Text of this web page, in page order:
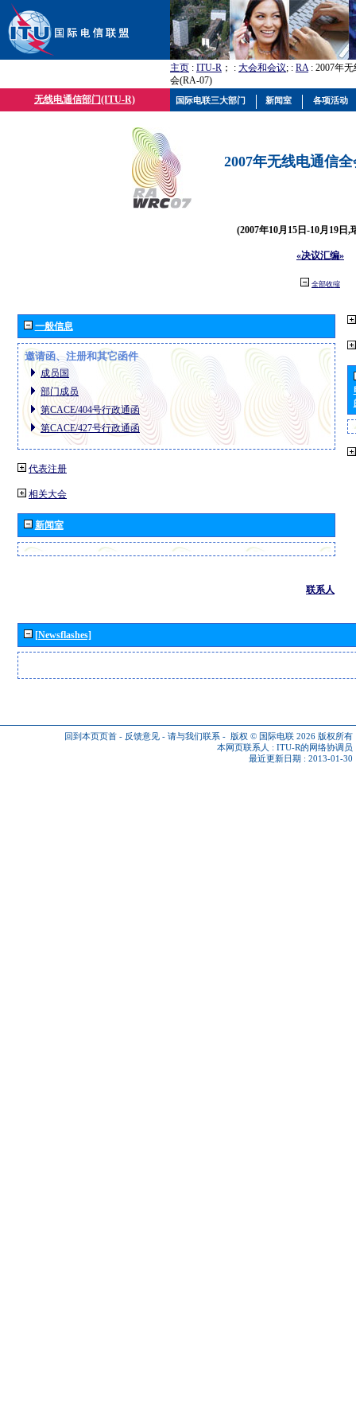
主页 : ITU-R ； : 大会和会议; : RA: 2007年
会(RA-07)
无线电通信部门(ITU-R)
2007年无线电通信
(2007年10月15日-10月19日,
«决议汇编»
全部收缩
一般信息
邀请函、注册和其它函件
成员国
部门成员
第CACE/404号行政通函
第CACE/427号行政通函
代表注册
相关大会
新闻室
联系人
[Newsflashes]
回到本页页首 - 反馈意见 - 请与我们联系 - 版权 © 国际电联 2026 版权所有
本网页联系人 : ITU-R的网络协调员
最近更新日期 : 2013-01-30
国际电联三大部门 新闻室 各项活动